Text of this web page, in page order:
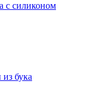
с силиконом
бука